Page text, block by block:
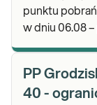
punktu
w dniu 06.08 –
PP
40 -